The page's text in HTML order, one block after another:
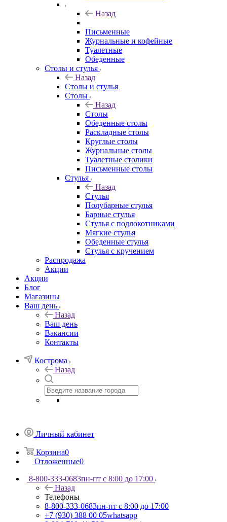
Назад
Письменные
Журнальные и кофейные
Туалетные
Обеденные
Столы и стулья
Назад
Столы и стулья
Столы
Назад
Столы
Обеденные столы
Раскладные столы
Круглые столы
Журнальные столы
Туалетные столики
Письменные столы
Стулья
Назад
Стулья
Полубарные стулья
Барные стулья
Стулья с подлокотниками
Мягкие стулья
Обеденные стулья
Стулья с кручением
Распродажа
Акции
Акции
Блог
Магазины
Ваш день
Назад
Ваш день
Вакансии
Контакты
Кострома
Назад
Личный кабинет
Корзина0
Отложенные0
8-800-333-0683пн-пт с 8:00 до 17:00
Назад
Телефоны
8-800-333-0683пн-пт с 8:00 до 17:00
+7 (930) 388 00 05whatsapp